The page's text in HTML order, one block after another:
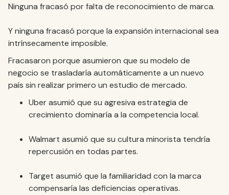
Ninguna fracasó por falta de reconocimiento de marca.
Y ninguna fracasó porque la expansión internacional sea
intrínsecamente imposible.
Fracasaron porque asumieron que su modelo de
negocio se trasladaría automáticamente a un nuevo
país sin realizar primero un estudio de mercado.
Uber asumió que su agresiva estrategia de
crecimiento dominaría a la competencia local.
Walmart asumió que su cultura minorista tendría
repercusión en todas partes.
Target asumió que la familiaridad con la marca
compensaría las deficiencias operativas.